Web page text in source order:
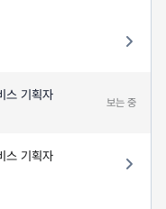
스 기획자
보는 중
스 기획자